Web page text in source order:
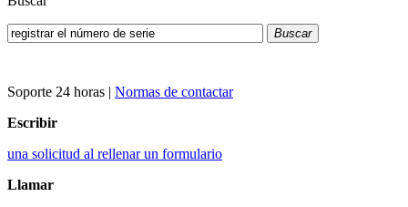
Buscar
Soporte 24 horas | Normas de contactar
Escribir
una solicitud al rellenar un formulario
Llamar